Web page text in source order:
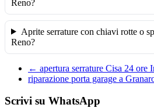
Reno?
Aprite serrature con chiavi rotte o
Reno?
← apertura serrature Cisa 24 ore
riparazione porta garage a
Scrivi su WhatsApp